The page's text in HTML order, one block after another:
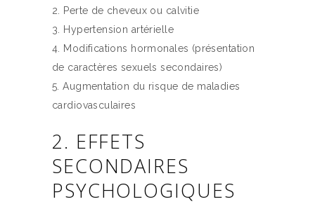
Perte de cheveux ou calvitie
Hypertension artérielle
Modifications hormonales (présentation
de caractères sexuels secondaires)
Augmentation du risque de maladies
cardiovasculaires
2. EFFETS
SECONDAIRES
PSYCHOLOGIQUES